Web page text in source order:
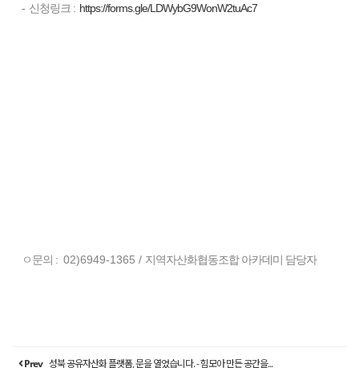
- 신청링크 : https://forms.gle/LDWybG9WonW2tuAc7
ㅇ문의 : 02)6949-1365 / 지역자산화협동조합 아카데미 담당자
Prev 성북 공유자산화 플랫폼, 문을 열었습니다. - 힘모아 만든 공간을...